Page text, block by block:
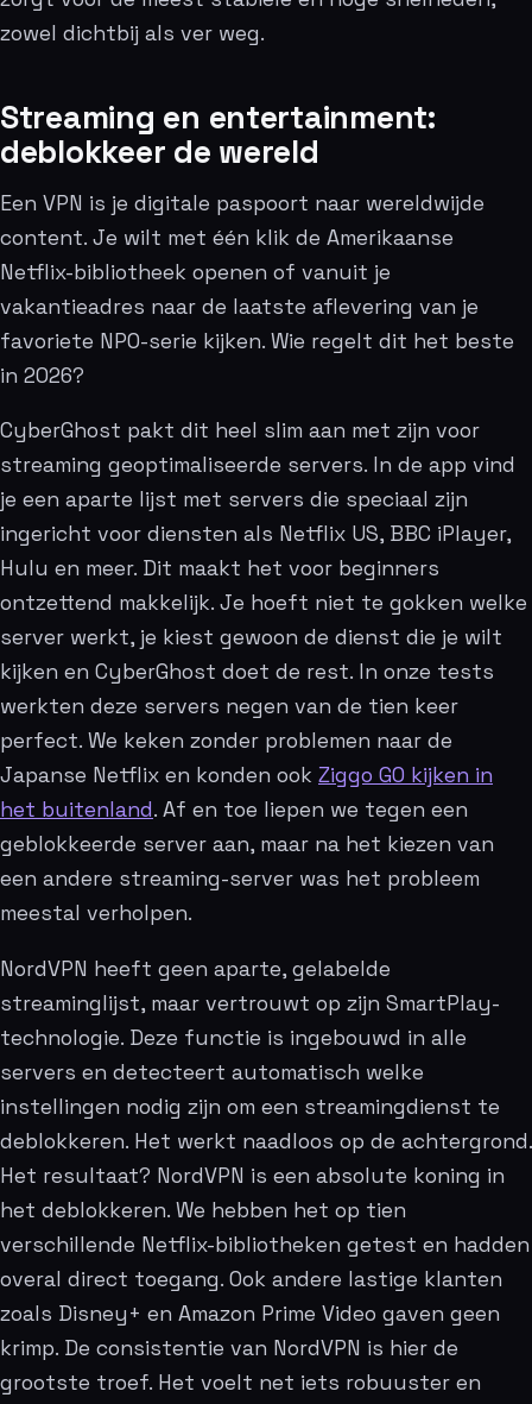
zowel dichtbij als ver weg.
Streaming en entertainment:
deblokkeer de wereld
Een VPN is je digitale paspoort naar wereldwijde
content. Je wilt met één klik de Amerikaanse
Netflix-bibliotheek openen of vanuit je
vakantieadres naar de laatste aflevering van je
favoriete NPO-serie kijken. Wie regelt dit het beste
in 2026?
CyberGhost pakt dit heel slim aan met zijn voor
streaming geoptimaliseerde servers. In de app vind
je een aparte lijst met servers die speciaal zijn
ingericht voor diensten als Netflix US, BBC iPlayer,
Hulu en meer. Dit maakt het voor beginners
ontzettend makkelijk. Je hoeft niet te gokken welke
server werkt, je kiest gewoon de dienst die je wilt
kijken en CyberGhost doet de rest. In onze tests
werkten deze servers negen van de tien keer
perfect. We keken zonder problemen naar de
Japanse Netflix en konden ook Ziggo GO kijken in
het buitenland. Af en toe liepen we tegen een
geblokkeerde server aan, maar na het kiezen van
een andere streaming-server was het probleem
meestal verholpen.
NordVPN heeft geen aparte, gelabelde
streaminglijst, maar vertrouwt op zijn SmartPlay-
technologie. Deze functie is ingebouwd in alle
servers en detecteert automatisch welke
instellingen nodig zijn om een streamingdienst te
deblokkeren. Het werkt naadloos op de achtergrond.
Het resultaat? NordVPN is een absolute koning in
het deblokkeren. We hebben het op tien
verschillende Netflix-bibliotheken getest en hadden
overal direct toegang. Ook andere lastige klanten
zoals Disney+ en Amazon Prime Video gaven geen
krimp. De consistentie van NordVPN is hier de
grootste troef. Het voelt net iets robuuster en